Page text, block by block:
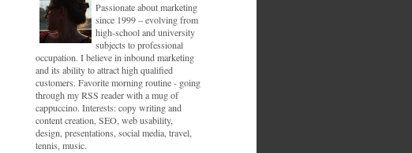
Passionate about marketing
since 1999 – evolving from
high-school and university
subjects to professional
occupation. I believe in inbound marketing
and its ability to attract high qualified
customers. Favorite morning routine - going
through my RSS reader with a mug of
cappuccino. Interests: copy writing and
content creation, SEO, web usability,
design, presentations, social media, travel,
tennis, music.